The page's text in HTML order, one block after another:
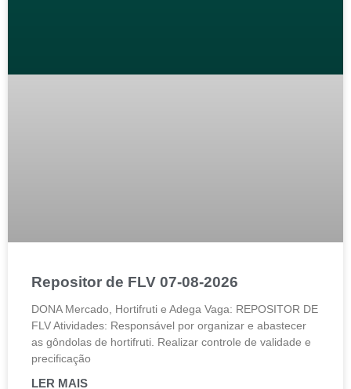
Repositor de FLV 07-08-2026
DONA Mercado, Hortifruti e Adega Vaga: REPOSITOR DE
FLV Atividades: Responsável por organizar e abastecer
as gôndolas de hortifruti. Realizar controle de validade e
precificação
LER MAIS